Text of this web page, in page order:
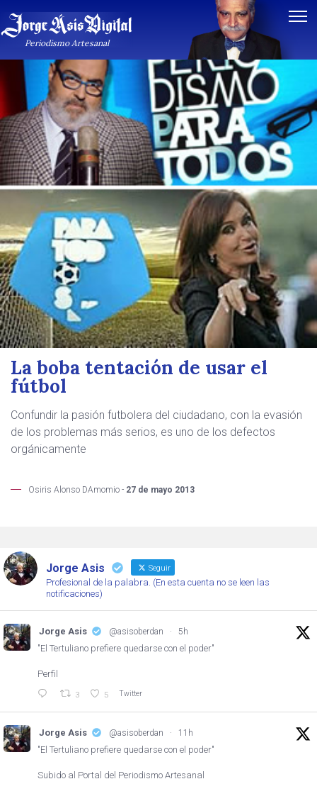
Periodismo Artesanal
La boba tentación de usar el
fútbol
Confundir la pasión futbolera del ciudadano, con la evasión
de los problemas más serios, es uno de los defectos
orgánicamente
Osiris Alonso DAmomio - 27 de mayo 2013
Jorge Asis Seguir
Profesional de la palabra. (En esta cuenta no se leen las
notificaciones)
Jorge Asis @asisoberdan · 5h
"El Tertuliano prefiere quedarse con el poder"
Perfil
3 5 Twitter
Jorge Asis @asisoberdan · 11h
"El Tertuliano prefiere quedarse con el poder"
Subido al Portal del Periodismo Artesanal